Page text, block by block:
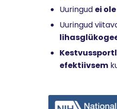
Uuringud ei
Uuringud
efektiivsem